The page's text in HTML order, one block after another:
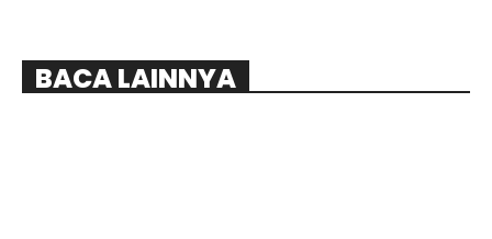
BACA LAINNYA